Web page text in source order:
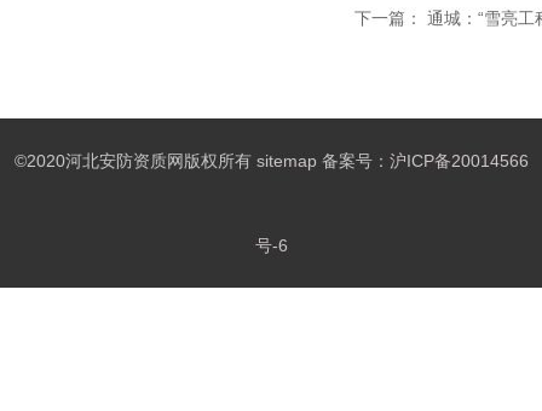
下一篇： 通城：“雪亮工
©2020河北安防资质网版权所有 sitemap备案号： 沪ICP备20014566
号-6